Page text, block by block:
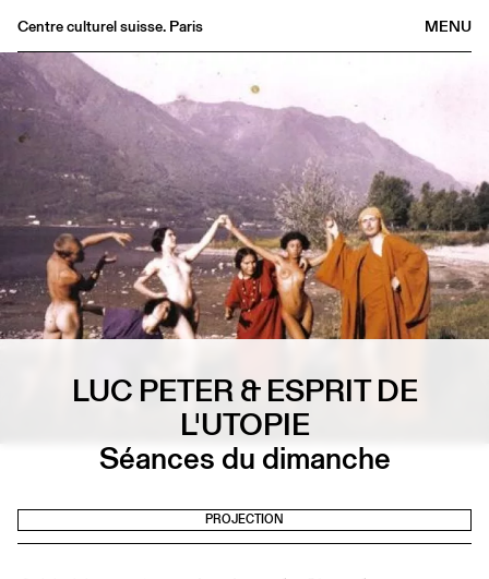
MENU
Centre culturel suisse. Paris
Agenda
Bookshop
Buvette
Archives
Medias
Publications
About
FR/EN
LUC PETER & ESPRIT DE
L'UTOPIE
Séances du dimanche
PROJECTION